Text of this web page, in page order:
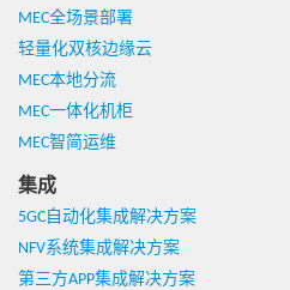
MEC全场景部署
轻量化双核边缘云
MEC本地分流
MEC一体化机柜
MEC智简运维
集成
5GC自动化集成解决方案
NFV系统集成解决方案
第三方APP集成解决方案